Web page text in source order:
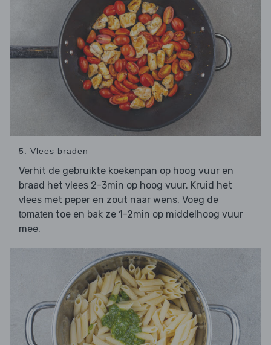
5. Vlees braden
Verhit de gebruikte koekenpan op hoog vuur en
braad het vlees 2-3min op hoog vuur. Kruid het
vlees met peper en zout naar wens. Voeg de
tomaten toe en bak ze 1-2min op middelhoog vuur
mee.